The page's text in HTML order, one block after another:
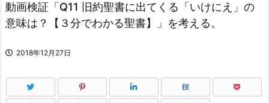
動画検証「Q11 旧約聖書に出てくる「いけにえ」の
意味は？【３分でわかる聖書】」を考える。
2018年12月27日
B!